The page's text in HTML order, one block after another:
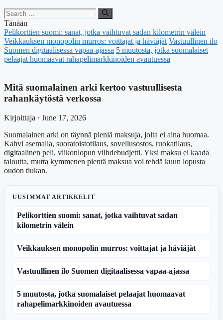
Search
for:
Tänään
Pelikorttien suomi: sanat, jotka vaihtuvat sadan kilometrin välein
Veikkauksen monopolin murros: voittajat ja häviäjät Vastuullinen ilo
Suomen digitaalisessa vapaa-ajassa 5 muutosta, jotka suomalaiset
pelaajat huomaavat rahapelimarkkinoiden avautuessa
Mitä suomalainen arki kertoo vastuullisesta
rahankäytöstä verkossa
Kirjoittaja · June 17, 2026
Suomalainen arki on täynnä pieniä maksuja, joita ei aina huomaa.
Kahvi asemalla, suoratoistotilaus, sovellusostos, ruokatilaus,
digitaalinen peli, viikonlopun viihdebudjetti. Yksi maksu ei kaada
taloutta, mutta kymmenen pientä maksua voi tehdä kuun lopusta
oudon tiukan.
UUSIMMAT ARTIKKELIT
Pelikorttien suomi: sanat, jotka vaihtuvat sadan
kilometrin välein
Veikkauksen monopolin murros: voittajat ja häviäjät
Vastuullinen ilo Suomen digitaalisessa vapaa-ajassa
5 muutosta, jotka suomalaiset pelaajat huomaavat
rahapelimarkkinoiden avautuessa